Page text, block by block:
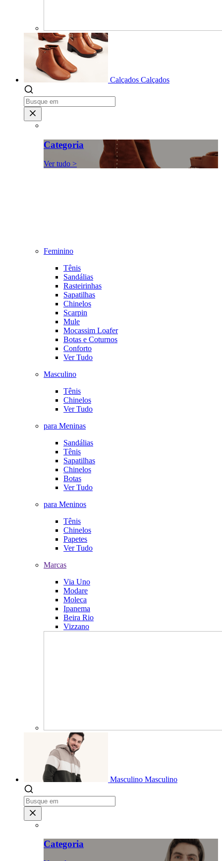
Calçados Calçados
Categoria
Ver tudo >
Feminino
Tênis
Sandálias
Rasteirinhas
Sapatilhas
Chinelos
Scarpin
Mule
Mocassim Loafer
Botas e Coturnos
Conforto
Ver Tudo
Masculino
Tênis
Chinelos
Ver Tudo
para Meninas
Sandálias
Tênis
Sapatilhas
Chinelos
Botas
Ver Tudo
para Meninos
Tênis
Chinelos
Papetes
Ver Tudo
Marcas
Via Uno
Modare
Moleca
Ipanema
Beira Rio
Vizzano
Masculino Masculino
Categoria